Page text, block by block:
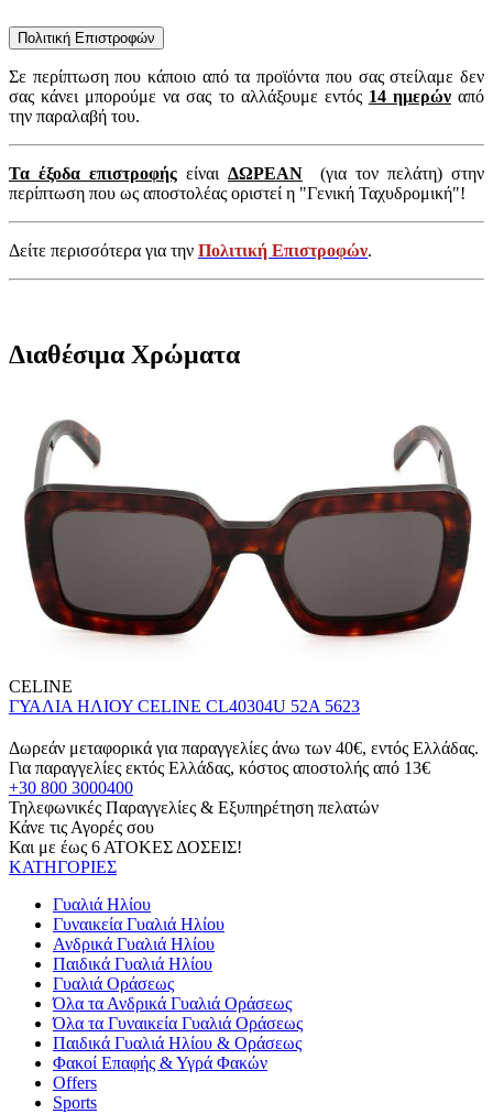
Πολιτική Επιστροφών
Σε περίπτωση που κάποιο από τα προϊόντα που σας στείλαμε δεν
σας κάνει μπορούμε να σας το αλλάξουμε εντός 14 ημερώναπό
την παραλαβή του.
Τα έξοδα επιστροφής είναι ΔΩΡΕΑΝ (για τον πελάτη) στην
περίπτωση που ως αποστολέας οριστεί η "Γενική Ταχυδρομική"!
Δείτε περισσότερα για την Πολιτική Επιστροφών.
Διαθέσιμα Χρώματα
CELINE
ΓΥΑΛΙΑ ΗΛΙΟΥ CELINE CL40304U 52A 5623
Δωρεάν μεταφορικά για παραγγελίες άνω των 40€, εντός Ελλάδας.
Για παραγγελίες εκτός Ελλάδας, κόστος αποστολής από 13€
+30 800 3000400
Τηλεφωνικές Παραγγελίες & Εξυπηρέτηση πελατών
Κάνε τις Αγορές σου
Και με έως 6 ΑΤΟΚΕΣ ΔΟΣΕΙΣ!
ΚΑΤΗΓΟΡΙΕΣ
Γυαλιά Ηλίου
Γυναικεία Γυαλιά Ηλίου
Ανδρικά Γυαλιά Ηλίου
Παιδικά Γυαλιά Ηλίου
Γυαλιά Οράσεως
Όλα τα Ανδρικά Γυαλιά Οράσεως
Όλα τα Γυναικεία Γυαλιά Οράσεως
Παιδικά Γυαλιά Ηλίου & Οράσεως
Φακοί Επαφής & Υγρά Φακών
Offers
Sports